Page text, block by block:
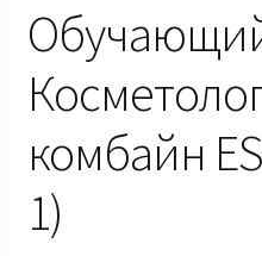
комбайн
1)